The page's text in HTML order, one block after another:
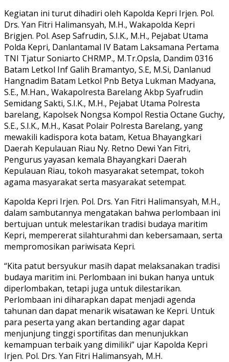
Kegiatan ini turut dihadiri oleh Kapolda Kepri Irjen. Pol.
Drs. Yan Fitri Halimansyah, M.H., Wakapolda Kepri
Brigjen. Pol. Asep Safrudin, S.I.K., M.H., Pejabat Utama
Polda Kepri, Danlantamal IV Batam Laksamana Pertama
TNI Tjatur Soniarto CHRMP., M.Tr.Opsla, Dandim 0316
Batam Letkol Inf Galih Bramantyo, S.E, M.Si, Danlanud
Hangnadim Batam Letkol Pnb Betya Lukman Madyana,
S.E., M.Han., Wakapolresta Barelang Akbp Syafrudin
Semidang Sakti, S.I.K., M.H., Pejabat Utama Polresta
barelang, Kapolsek Nongsa Kompol Restia Octane Guchy,
S.E., S.I.K., M.H., Kasat Polair Polresta Barelang, yang
mewakili kadispora kota batam, Ketua Bhayangkari
Daerah Kepulauan Riau Ny. Retno Dewi Yan Fitri,
Pengurus yayasan kemala Bhayangkari Daerah
Kepulauan Riau, tokoh masyarakat setempat, tokoh
agama masyarakat serta masyarakat setempat.
Kapolda Kepri Irjen. Pol. Drs. Yan Fitri Halimansyah, M.H.,
dalam sambutannya mengatakan bahwa perlombaan ini
bertujuan untuk melestarikan tradisi budaya maritim
Kepri, mempererat silahturahmi dan kebersamaan, serta
mempromosikan pariwisata Kepri.
“Kita patut bersyukur masih dapat melaksanakan tradisi
budaya maritim ini. Perlombaan ini bukan hanya untuk
diperlombakan, tetapi juga untuk dilestarikan.
Perlombaan ini diharapkan dapat menjadi agenda
tahunan dan dapat menarik wisatawan ke Kepri. Untuk
para peserta yang akan bertanding agar dapat
menjunjung tinggi sportifitas dan menunjukkan
kemampuan terbaik yang dimiliki” ujar Kapolda Kepri
Irjen. Pol. Drs. Yan Fitri Halimansyah, M.H.